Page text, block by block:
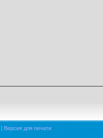
| Версия для печати